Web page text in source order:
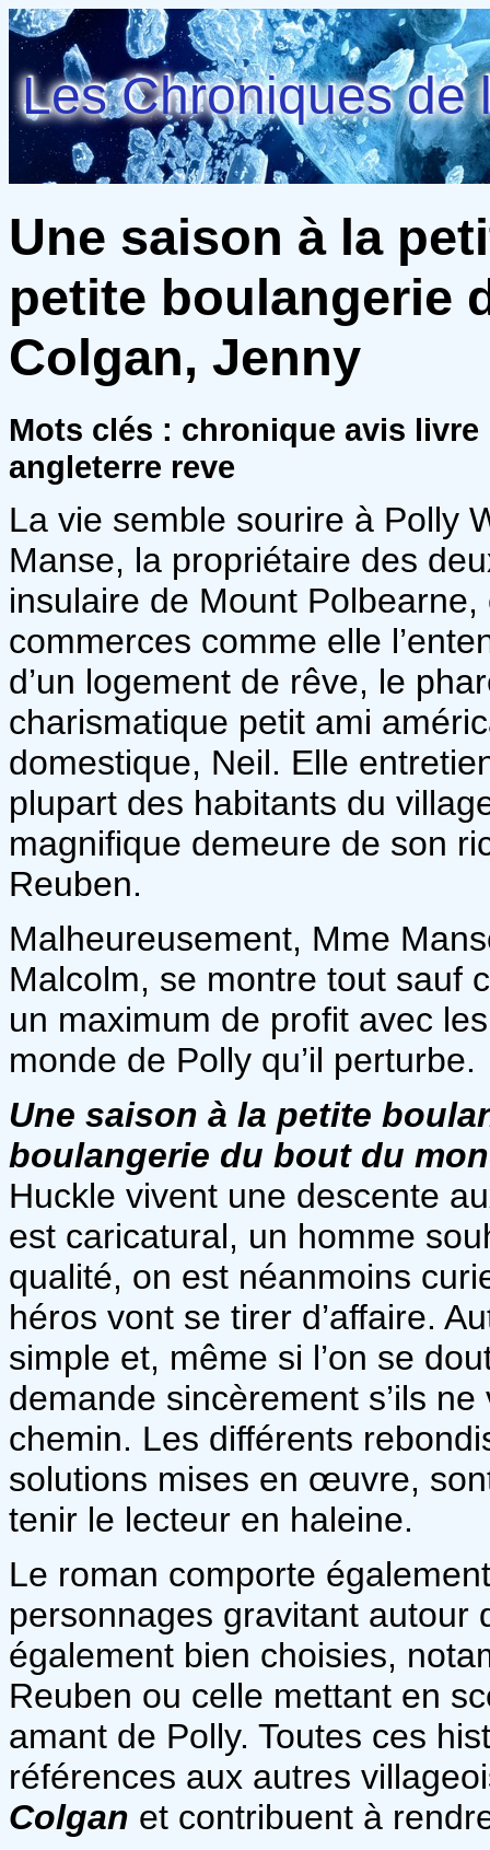
Les Chroniques de
Une saison à la
petite boulangerie
Colgan, Jenny
Mots clés : chronique avis
angleterre reve
La vie semble sourire à Polly
Manse, la propriétaire des
insulaire de Mount
commerces comme elle
d’un logement de rêve, le
charismatique petit ami
domestique, Neil. Elle
plupart des habitants du
magnifique demeure de son
Reuben.
Malheureusement, Mme
Malcolm, se montre tout sauf
un maximum de profit avec
monde de Polly qu’il perturbe.
Une saison à la petite
boulangerie du bout du
Huckle vivent une descente
est caricatural, un homme
qualité, on est néanmoins
héros vont se tirer d’affaire.
simple et, même si l’on se
demande sincèrement s’ils
chemin. Les différents
solutions mises en œuvre,
tenir le lecteur en haleine.
Le roman comporte
personnages gravitant autour
également bien choisies,
Reuben ou celle mettant en
amant de Polly. Toutes ces
références aux autres
Colgan et contribuent à